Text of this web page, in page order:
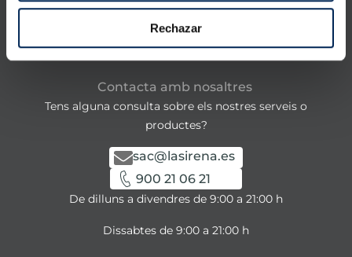
Rechazar
Coneix-nos
Contacta amb nosaltres
Tens alguna consulta sobre els nostres serveis o
productes?
sac@lasirena.es
900 21 06 21
De dilluns a divendres de 9:00 a 21:00 h
Dissabtes de 9:00 a 21:00 h